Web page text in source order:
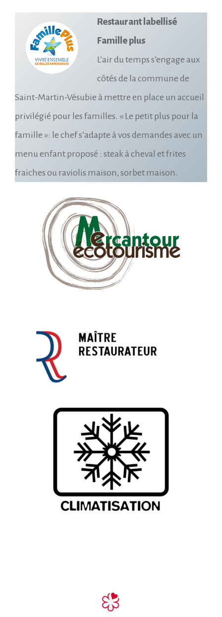
Restaurant labellisé
Famille plus
L’air du temps s’engage aux
côtés de la commune de
Saint-Martin-Vésubie à mettre en place un accueil
privilégié pour les familles. « Le petit plus pour la
famille »: le chef s’adapte à vos demandes avec un
menu enfant proposé : steak à cheval et frites
fraiches ou raviolis maison, sorbet maison.